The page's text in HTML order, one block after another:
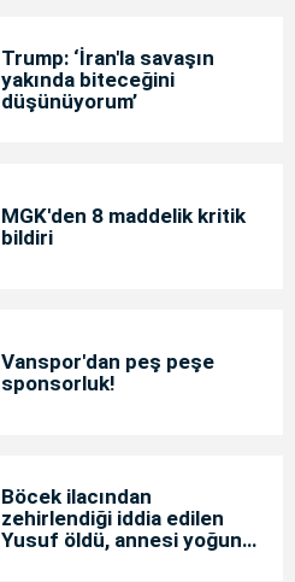
Trump: ‘İran'la savaşın
yakında biteceğini
düşünüyorum’
MGK'den 8 maddelik kritik
bildiri
Vanspor'dan peş peşe
sponsorluk!
Böcek ilacından
zehirlendiği iddia edilen
Yusuf öldü, annesi yoğun